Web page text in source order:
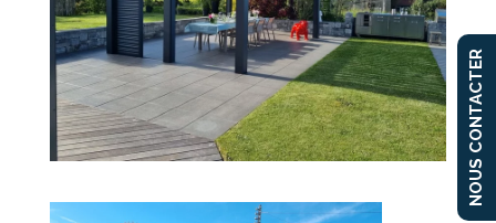
NOUS CONTACTER